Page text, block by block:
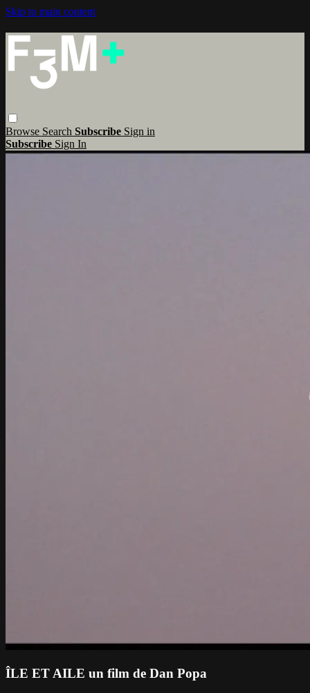
Skip to main content
Browse Search Subscribe Sign in
Subscribe Sign In
ÎLE ET AILE un film de Dan Popa